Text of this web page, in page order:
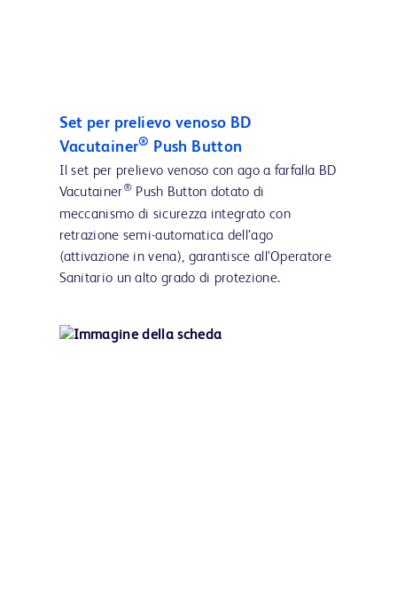
Set per prelievo venoso BD
Vacutainer® Push Button
Il set per prelievo venoso con ago a farfalla BD
Vacutainer®Push Button dotato di
meccanismo di sicurezza integrato con
retrazione semi-automatica dell’ago
(attivazione in vena), garantisce all’Operatore
Sanitario un alto grado di protezione.